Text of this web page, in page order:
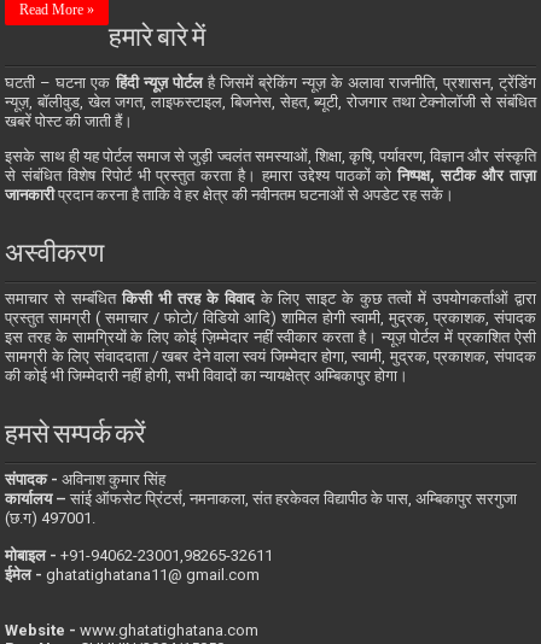
Read More »
हमारे बारे में
घटती – घटना एक हिंदी न्यूज़ पोर्टलहै जिसमें ब्रेकिंग न्यूज़ के अलावा राजनीति, प्रशासन, ट्रेंडिंग
न्यूज़, बॉलीवुड, खेल जगत, लाइफस्टाइल, बिजनेस, सेहत, ब्यूटी, रोजगार तथा टेक्नोलॉजी से संबंधित
खबरें पोस्ट की जाती हैं।
इसके साथ ही यह पोर्टल समाज से जुड़ी ज्वलंत समस्याओं, शिक्षा, कृषि, पर्यावरण, विज्ञान और संस्कृति
से संबंधित विशेष रिपोर्ट भी प्रस्तुत करता है। हमारा उद्देश्य पाठकों कोनिष्पक्ष, सटीक और ताज़ा
जानकारीप्रदान करना है ताकि वे हर क्षेत्र की नवीनतम घटनाओं से अपडेट रह सकें।
अस्वीकरण
समाचार से सम्बंधितकिसी भी तरह के विवादके लिए साइट के कुछ तत्वों में उपयोगकर्ताओं द्वारा
प्रस्तुत सामग्री ( समाचार / फोटो/ विडियो आदि) शामिल होगी स्वामी, मुद्रक, प्रकाशक, संपादक
इस तरह के सामग्रियों के लिए कोई ज़िम्मेदार नहीं स्वीकार करता है। न्यूज़ पोर्टल में प्रकाशित ऐसी
सामग्री के लिए संवाददाता / खबर देने वाला स्वयं जिम्मेदार होगा, स्वामी, मुद्रक, प्रकाशक, संपादक
की कोई भी जिम्मेदारी नहीं होगी, सभी विवादों का न्यायक्षेत्र अम्बिकापुर होगा।
हमसे सम्पर्क करें
संपादक -अविनाश कुमार सिंह
कार्यालय –सांई ऑफसेट प्रिंटर्स, नमनाकला, संत हरकेवल विद्यापीठ के पास, अम्बिकापुर सरगुजा
(छ.ग) 497001.
मोबाइल - ‪+91-94062-23001‬,98265-32611
ईमेल -ghatatighatana11@ gmail.com
Website -www.ghatatighatana.com